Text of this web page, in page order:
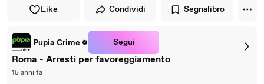
Like Condividi Segnalibro
Pupia Crime Segui
Roma - Arresti per favoreggiamento
15 anni fa